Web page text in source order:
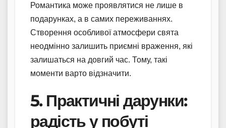
Романтика може проявлятися не лише в
подарунках, а в самих переживаннях.
Створення особливої атмосфери свята
неодмінно залишить приємні враження, які
залишаться на довгий час. Тому, такі
моменти варто відзначити.
5. Практичні дарунки:
радість у побуті